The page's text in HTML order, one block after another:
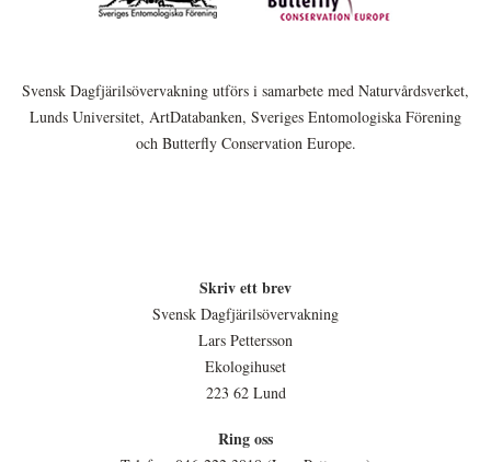
Svensk Dagfjärilsövervakning utförs i samarbete med Naturvårdsverket,
Lunds Universitet, ArtDatabanken, Sveriges Entomologiska Förening
och Butterfly Conservation Europe.
Skriv ett brev
Svensk Dagfjärilsövervakning
Lars Pettersson
Ekologihuset
223 62 Lund
Ring oss